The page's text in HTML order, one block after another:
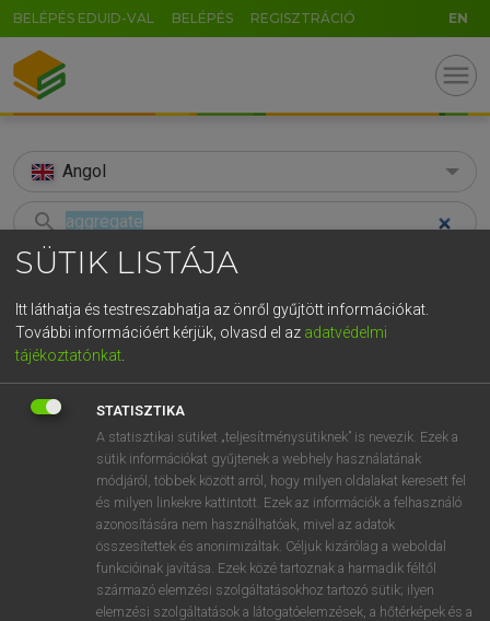
BELÉPÉS EDUID-VAL BELÉPÉS REGISZTRÁCIÓ EN
menu
Angol
search
KERESÉS
TALÁLATOK
aggregate
Díjmentes angol szótár arrow_forward_ios
aggregate mn összes(ített)
globális
fn
összeg
összesség
SÜTIK LISTÁJA
Itt láthatja és testreszabhatja az önről gyűjtött információkat.
További információért kérjük, olvasd el az adatvédelmi
tájékoztatónkat
STATISZTIKA
A statisztikai sütiket „teljesítménysütiknek” is nevezik. Ezek a
sütik információkat gyűjtenek a webhely használatának
módjáról, többek között arról, hogy milyen oldalakat keresett fel
és milyen linkekre kattintott. Ezek az információk a felhasználó
azonosítására nem használhatóak, mivel az adatok
összesítettek és anonimizáltak. Céljuk kizárólag a weboldal
funkcióinak javítása. Ezek közé tartoznak a harmadik féltől
származó elemzési szolgáltatásokhoz tartozó sütik; ilyen
elemzési szolgáltatások a látogatóelemzések, a hőtérképek és a
GR
5 7 8 ü ó
t z u i o p
g h j k l é á ű Ω
n m , . - AltGr